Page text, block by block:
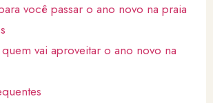
você passar o ano novo na praia
vai aproveitar o ano novo na